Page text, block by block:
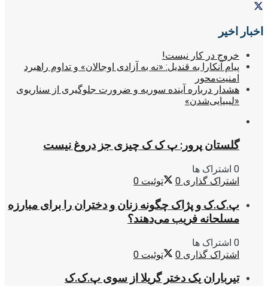
اخبار اخیر
خروج در کار نیست!
پیام آنکارا به قندیل: «نه به آزادی اوجالان» و تداوم راهبرد
امنیت‌محور
هشدار درباره آینده سوریه و ضرورت جلوگیری از سناریوی
«لیبیایی‌شدن»
گلستان پرور: پ ک ک چیزی جز دروغ نیست
0 اشتراک ها
اشتراک گذاری 0 توئیت 0
پ.ک.ک و پژاک چگونه زنان و دختران را برای مبارزه
مسلحانه فریب می‌دهند؟
0 اشتراک ها
اشتراک گذاری 0 توئیت 0
تیرباران یک دختر گریلا از سوی پ.ک.ک